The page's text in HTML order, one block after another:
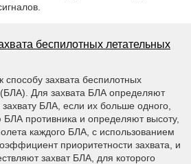
беспилотных летательных
способу захвата беспилотных
Для захвата БЛА определяют
БЛА, если их больше одного,
противника и определяют высоту,
каждого БЛА, с использованием
приоритетности захвата, и
захват БЛА, для которого